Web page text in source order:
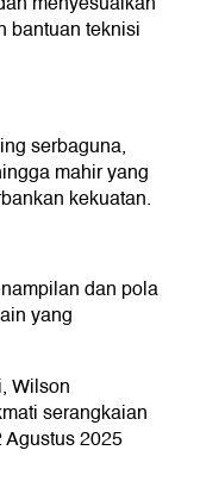
bantuan teknisi
serbaguna,
mahir yang
kekuatan.
dan pola
yang
Wilson
serangkaian
2025